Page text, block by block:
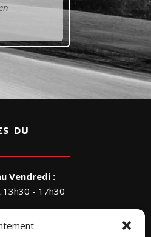
du
Vendredi :
- 17h30